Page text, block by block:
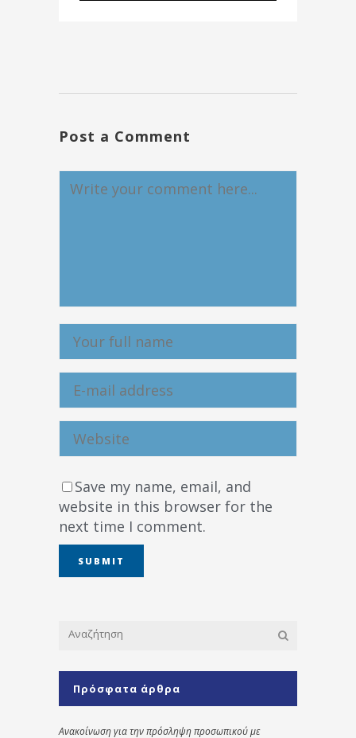
Post a Comment
Save my name, email, and
website in this browser for the
next time I comment.
Πρόσφατα άρθρα
Ανακοίνωση για την πρόσληψη προσωπικού με